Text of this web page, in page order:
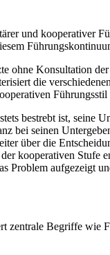
und kooperativer
ohne Konsultation
die
Führungsstil
bestrebt ist, seine
bei seinen
über die
kooperativen
Problem aufgezeigt
Begriffe wie